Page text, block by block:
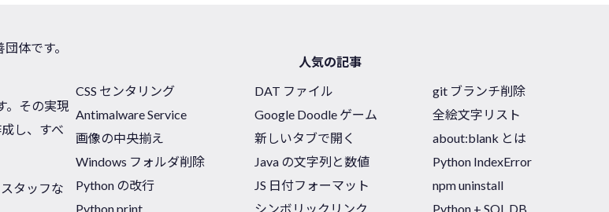
体です。
。その実現
し、すべ
タッフな
人気の記事
CSS センタリング
DAT ファイル
git ブランチ削除
Antimalware Service
Google Doodle ゲーム
全絵文字リスト
画像の中央揃え
新しいタブで開く
about:blank とは
Windows フォルダ削除
Java の文字列と数値
Python IndexError
Python の改行
JS 日付フォーマット
npm uninstall
Python print
シンボリックリンク Python + SQL DB